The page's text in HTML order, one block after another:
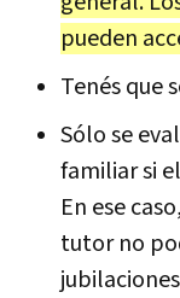
pueden
Tenés que
Sólo se
familiar si
En ese
tutor no